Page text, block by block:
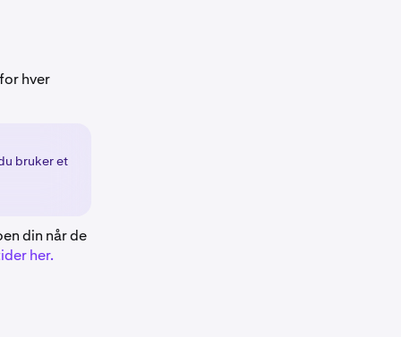
hver
bruker et
din når de
her.